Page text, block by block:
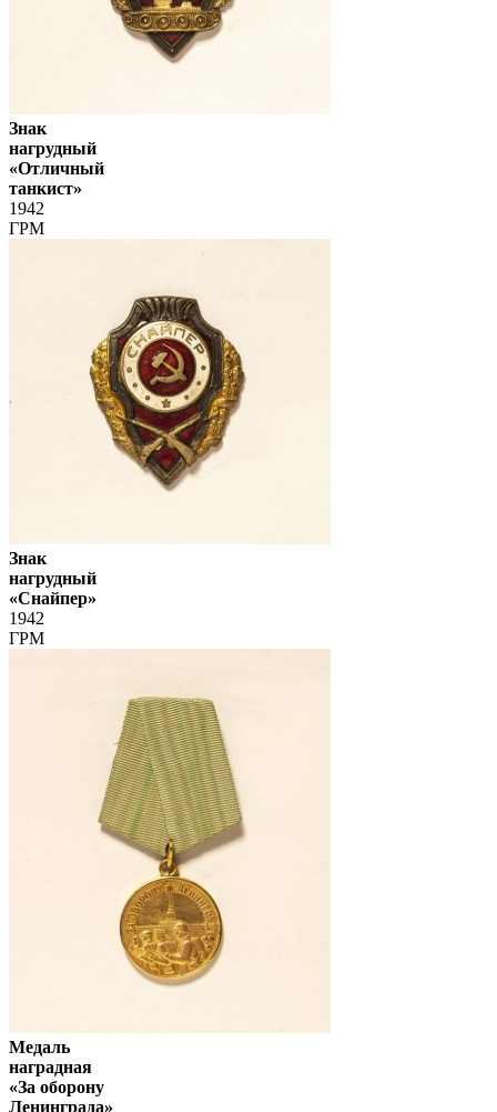
Знак
нагрудный
«Отличный
танкист»
1942
ГРМ
Знак
нагрудный
«Снайпер»
1942
ГРМ
Медаль
наградная
«За оборону
Ленинграда»